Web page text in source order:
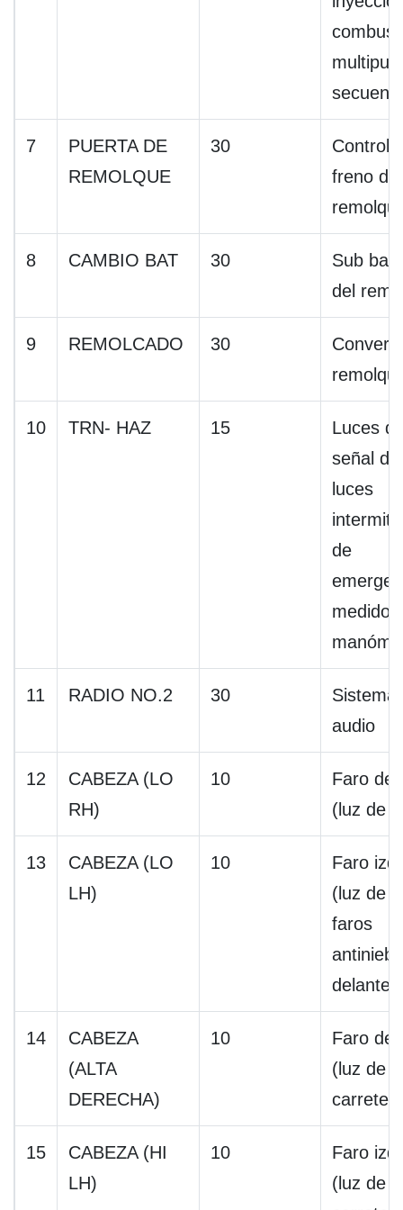
7
PUERTA DE
REMOLQUE
30
freno de
8 CAMBIO BAT 30
Sub
del
9 REMOLCADO 30
10 TRN- HAZ 15
Luces
señal
luces
de
medidor
11 RADIO NO.2 30
Sistema
audio
12
CABEZA (LO
RH)
10
Faro
(luz de
13
CABEZA (LO
LH)
10
Faro
(luz de
faros
14
CABEZA
(ALTA
DERECHA)
10
Faro
(luz de
15
CABEZA (HI
LH)
10
Faro
(luz de